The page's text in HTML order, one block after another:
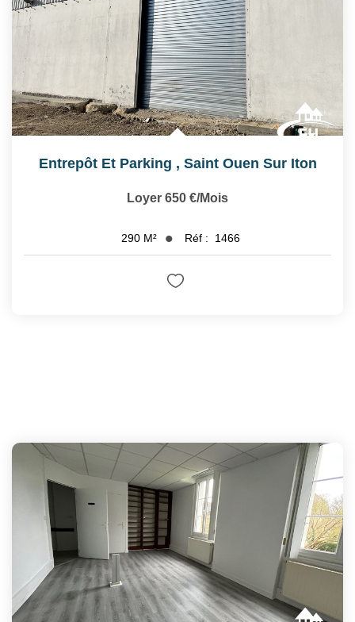
Entrepôt Et Parking , Saint Ouen Sur Iton
Loyer 650 €/mois
290 M² Réf : 1466